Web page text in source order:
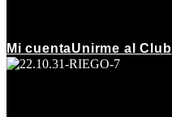
Mi cuentaUnirme al Club